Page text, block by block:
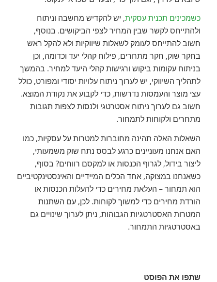
כשמכינים תכנית עסקית, יש להקדיש מחשבה וניתוח
ולהתייחס לקשר שבין המחיר לצפי הביקושים. בנוסף,
חשוב להתייחס לעומק לשאלות שיווקיות ולא להקל ראש
בחקר שוק, חקר מתחרים, פילוח קהלי יעד וכדומה, וכן
בניתוח עקומות ביקוש ורגישות קהלי היעד למחיר. בהמשך
לתהליך השיווקי, יש לערוך ניתוח עלויות יסודי ומפורט, כולל
עצי מוצר והעמסות נדרשות, כדי לקבוע את נקודת המוצא.
חשוב גם לערוך ניתוח אסטרטגי ולנסות לצפות תגובות
מתחרים ולקוחות לתמחור.
השאלות האלה תהינה מחוברות למטרות על עסקיות, כמו
האם אנחנו מעוניינים כרגע לבסס נתח שוק משמעותי,
ליצור בידול, לגרוף הכנסות או למקסם רווחים? בסוף,
כשאנחנו במצוקה, אחד הכלים המיידיים והאינסטינקטיביים
הוא תמחור – העלאת מחירים כדי להעלות הכנסות או
הורדת מחירים כדי למשוך לקוחות. לכן, עם השתנות
המטרות האסטרטגיות הגבוהות, ניתן לערוך שינויים גם
באסטרטגיות התמחור.
שתפו את הפוסט